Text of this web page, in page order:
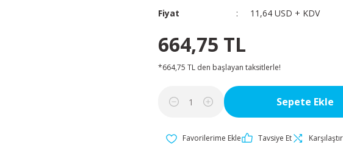
Fiyat
11,64 USD + KDV
664,75 TL
*664,75 TL den başlayan taksitlerle!
Sepete Ekle
Tavsiye Et Karşılaştır